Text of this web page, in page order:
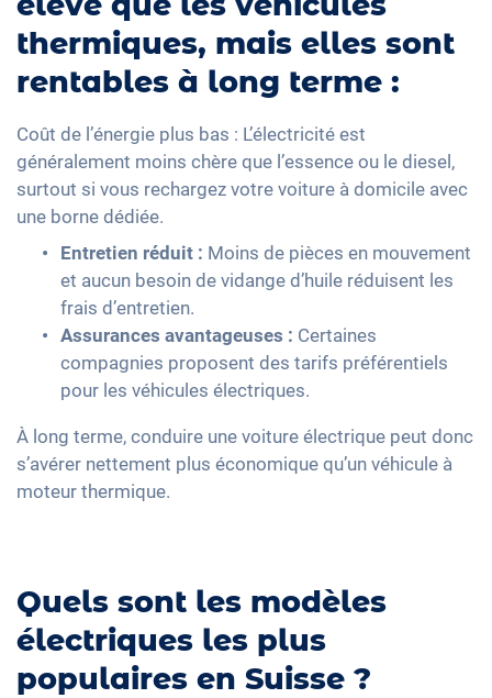
thermiques, mais elles sont
rentables à long terme :
Coût de l’énergie plus bas : L’électricité est
généralement moins chère que l’essence ou le diesel,
surtout si vous rechargez votre voiture à domicile avec
une borne dédiée.
Entretien réduit : Moins de pièces en mouvement
et aucun besoin de vidange d’huile réduisent les
frais d’entretien.
Assurances avantageuses : Certaines
compagnies proposent des tarifs préférentiels
pour les véhicules électriques.
À long terme, conduire une voiture électrique peut donc
s’avérer nettement plus économique qu’un véhicule à
moteur thermique.
Quels sont les modèles
électriques les plus
populaires en Suisse ?